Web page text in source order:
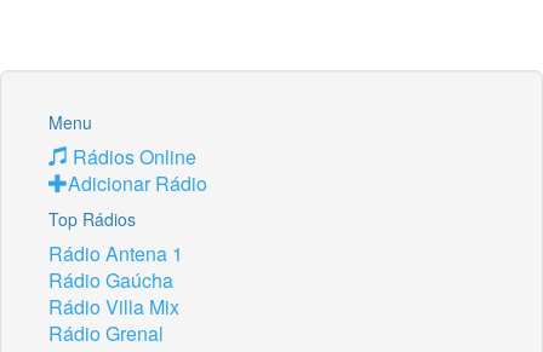
Menu
Rádios Online
Adicionar Rádio
Top Rádios
Rádio Antena 1
Rádio Gaúcha
Rádio Villa Mix
Rádio Grenal